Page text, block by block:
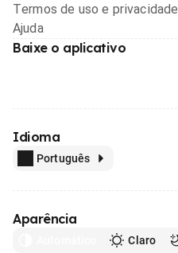
Termos de uso e privacidade
Ajuda
Baixe o aplicativo
Idioma
Português
Aparência
Claro